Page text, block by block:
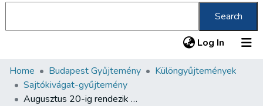
Search
Log In (current)
Communities & Collections
All of DSpace
Home Budapest Gyűjtemény
Különgyűjtemények
Sajtókivágat-gyűjtemény
Augusztus 20-ig rendezik a Deák teret